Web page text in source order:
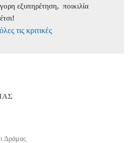
εξυπηρέτηση,  ποικιλία
τις κριτικές
Δράμας